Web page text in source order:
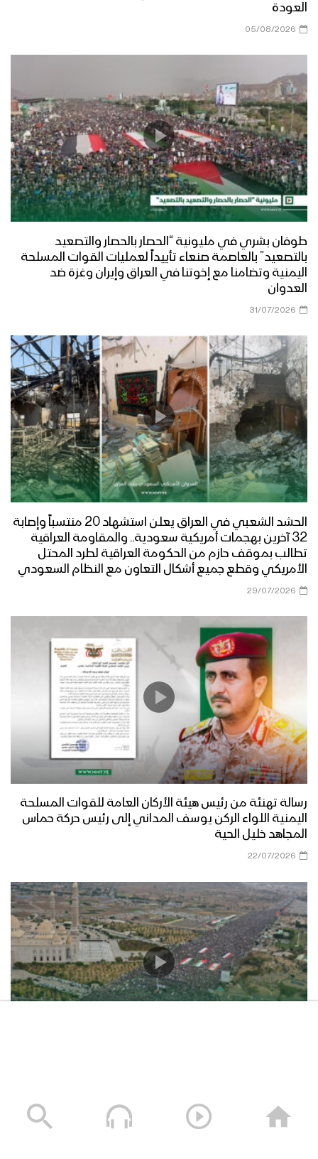
العودة
05/08/2026
طوفان بشري في مليونية “الحصار بالحصار والتصعيد
بالتصعيد” بالعاصمة صنعاء تأييداً لعمليات القوات المسلحة
اليمنية وتضامنا مع إخوتنا في العراق وإيران وغزة ضد
العدوان
31/07/2026
الحشد الشعبي في العراق يعلن استشهاد 20 منتسباً وإصابة
32 آخرين بهجمات أمريكية سعودية.. والمقاومة العراقية
تطالب بموقف حازم من الحكومة العراقية لطرد المحتل
الأمريكي وقطع جميع أشكال التعاون مع النظام السعودي
29/07/2026
رسالة تهنئة من رئيس هيئة الأركان العامة للقوات المسلحة
اليمنية اللواء الركن يوسف المداني إلى رئيس حركة حماس
المجاهد خليل الحية
22/07/2026
17/07/2026